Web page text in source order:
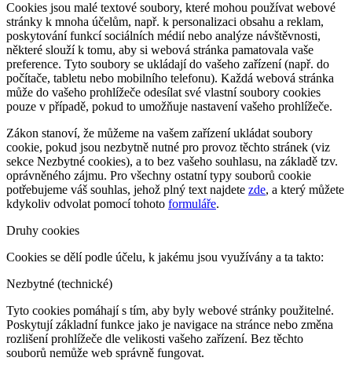
Cookies jsou malé textové soubory, které mohou používat webové
stránky k mnoha účelům, např. k personalizaci obsahu a reklam,
poskytování funkcí sociálních médií nebo analýze návštěvnosti,
některé slouží k tomu, aby si webová stránka pamatovala vaše
preference. Tyto soubory se ukládají do vašeho zařízení (např. do
počítače, tabletu nebo mobilního telefonu). Každá webová stránka
může do vašeho prohlížeče odesílat své vlastní soubory cookies
pouze v případě, pokud to umožňuje nastavení vašeho prohlížeče.
Zákon stanoví, že můžeme na vašem zařízení ukládat soubory
cookie, pokud jsou nezbytně nutné pro provoz těchto stránek (viz
sekce Nezbytné cookies), a to bez vašeho souhlasu, na základě tzv.
oprávněného zájmu. Pro všechny ostatní typy souborů cookie
potřebujeme váš souhlas, jehož plný text najdete zde, a který můžete
kdykoliv odvolat pomocí tohoto formuláře.
Druhy cookies
Cookies se dělí podle účelu, k jakému jsou využívány a ta takto:
Nezbytné (technické)
Tyto cookies pomáhají s tím, aby byly webové stránky použitelné.
Poskytují základní funkce jako je navigace na stránce nebo změna
rozlišení prohlížeče dle velikosti vašeho zařízení. Bez těchto
souborů nemůže web správně fungovat.